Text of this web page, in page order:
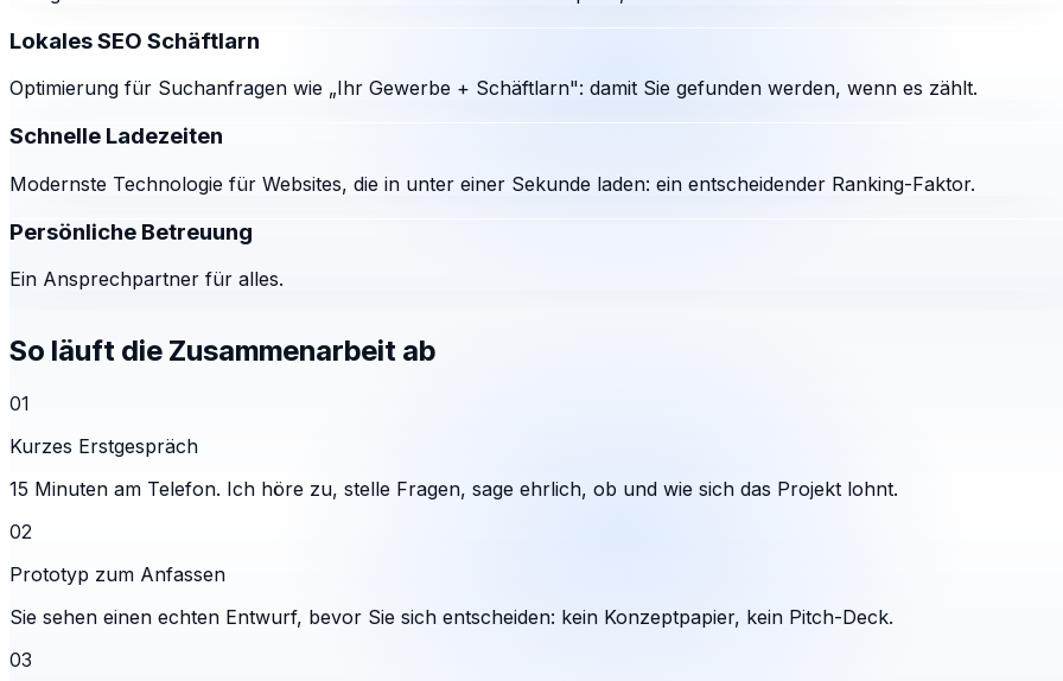
Lokales SEO Schäftlarn
Optimierung für Suchanfragen wie „Ihr Gewerbe + Schäftlarn": damit Sie gefunden werden, wenn es zählt.
Schnelle Ladezeiten
Modernste Technologie für Websites, die in unter einer Sekunde laden: ein entscheidender Ranking-Faktor.
Persönliche Betreuung
Ein Ansprechpartner für alles.
So läuft die Zusammenarbeit ab
01
Kurzes Erstgespräch
15 Minuten am Telefon. Ich höre zu, stelle Fragen, sage ehrlich, ob und wie sich das Projekt lohnt.
02
Prototyp zum Anfassen
Sie sehen einen echten Entwurf, bevor Sie sich entscheiden: kein Konzeptpapier, kein Pitch-Deck.
03